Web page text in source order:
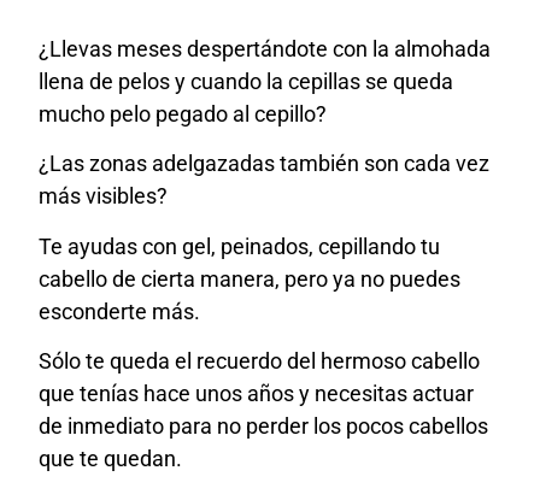
¿Llevas meses despertándote con la almohada
llena de pelos y cuando la cepillas se queda
mucho pelo pegado al cepillo?
¿Las zonas adelgazadas también son cada vez
más visibles?
Te ayudas con gel, peinados, cepillando tu
cabello de cierta manera, pero ya no puedes
esconderte más.
Sólo te queda el recuerdo del hermoso cabello
que tenías hace unos años y necesitas actuar
de inmediato para no perder los pocos cabellos
que te quedan.